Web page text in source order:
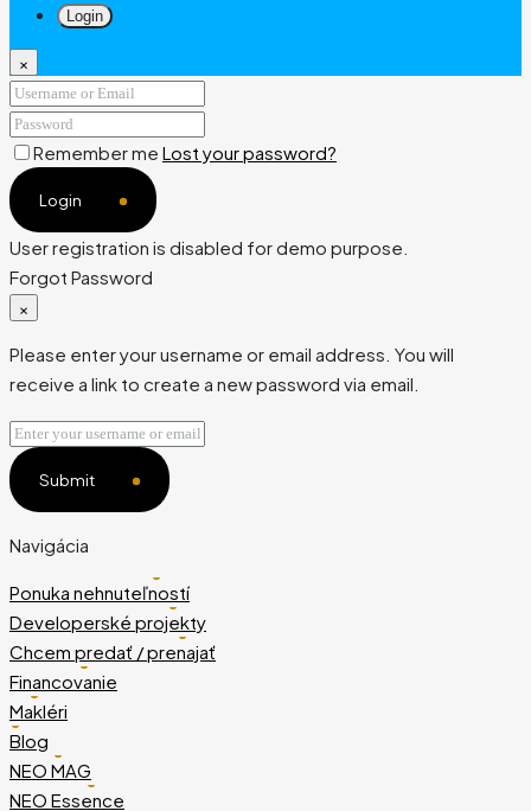
Login
×
Remember me Lost your password?
Login
User registration is disabled for demo purpose.
Forgot Password
×
Please enter your username or email address. You will
receive a link to create a new password via email.
Submit
Navigácia
Ponuka nehnuteľností
Developerské projekty
Chcem predať / prenajať
Financovanie
Makléri
Blog
NEO MAG
NEO Essence